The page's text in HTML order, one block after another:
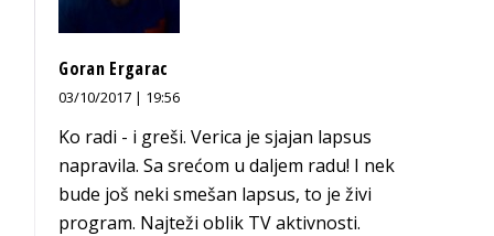
Goran Ergarac
03/10/2017 | 19:56
Ko radi - i greši. Verica je sjajan lapsus
napravila. Sa srećom u daljem radu! I nek
bude još neki smešan lapsus, to je živi
program. Najteži oblik TV aktivnosti.